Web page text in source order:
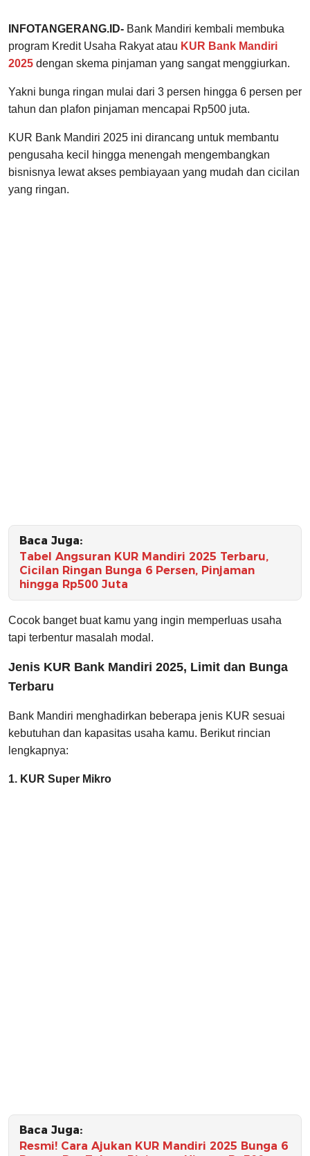
INFOTANGERANG.ID- Bank Mandiri kembali membuka
program Kredit Usaha Rakyat atau KUR Bank Mandiri
2025 dengan skema pinjaman yang sangat menggiurkan.
Yakni bunga ringan mulai dari 3 persen hingga 6 persen per
tahun dan plafon pinjaman mencapai Rp500 juta.
KUR Bank Mandiri 2025 ini dirancang untuk membantu
pengusaha kecil hingga menengah mengembangkan
bisnisnya lewat akses pembiayaan yang mudah dan cicilan
yang ringan.
Baca Juga:
Tabel Angsuran KUR Mandiri 2025 Terbaru,
Cicilan Ringan Bunga 6 Persen, Pinjaman
hingga Rp500 Juta
Cocok banget buat kamu yang ingin memperluas usaha
tapi terbentur masalah modal.
Jenis KUR Bank Mandiri 2025, Limit dan Bunga
Terbaru
Bank Mandiri menghadirkan beberapa jenis KUR sesuai
kebutuhan dan kapasitas usaha kamu. Berikut rincian
lengkapnya:
1. KUR Super Mikro
Baca Juga:
Resmi! Cara Ajukan KUR Mandiri 2025 Bunga 6